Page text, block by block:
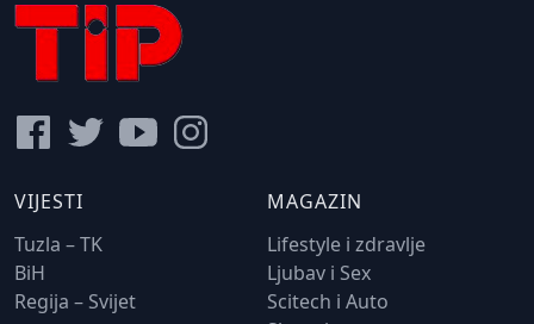
VIJESTI
Tuzla – TK
BiH
Regija – Svijet
MAGAZIN
Lifestyle i zdravlje
Ljubav i Sex
Scitech i Auto